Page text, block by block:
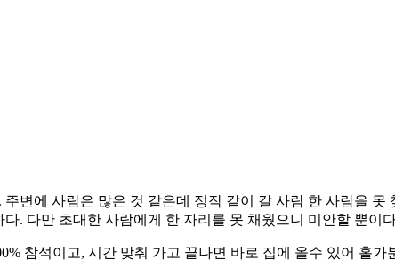
변에 사람은 많은 것 같은데 정작 같이 갈 사람 한 사람을
. 다만 초대한 사람에게 한 자리를 못 채웠으니 미안할 뿐이
참석이고, 시간 맞춰 가고 끝나면 바로 집에 올수 있어 홀가